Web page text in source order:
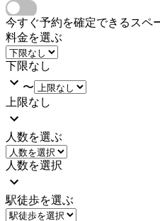
今すぐ予約を確定できるスペ
料金を選ぶ
下限なし
〜
上限なし
人数を選ぶ
人数を選択
駅徒歩を選ぶ